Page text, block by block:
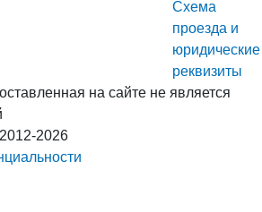
Схема
проезда и
юридические
реквизиты
на сайте не является
2026